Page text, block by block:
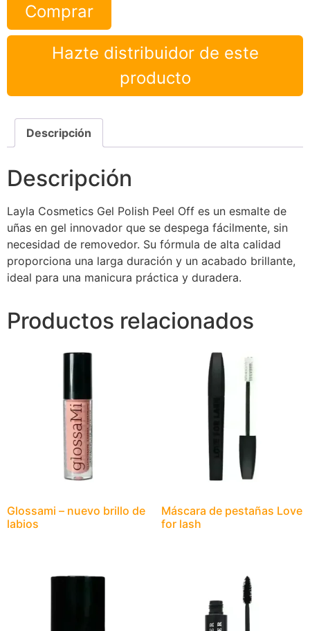
Comprar
Hazte distribuidor de este
producto
Descripción
Descripción
Layla Cosmetics Gel Polish Peel Off es un esmalte de
uñas en gel innovador que se despega fácilmente, sin
necesidad de removedor. Su fórmula de alta calidad
proporciona una larga duración y un acabado brillante,
ideal para una manicura práctica y duradera.
Productos relacionados
Glossami – nuevo brillo de
labios
Máscara de pestañas Love
for lash